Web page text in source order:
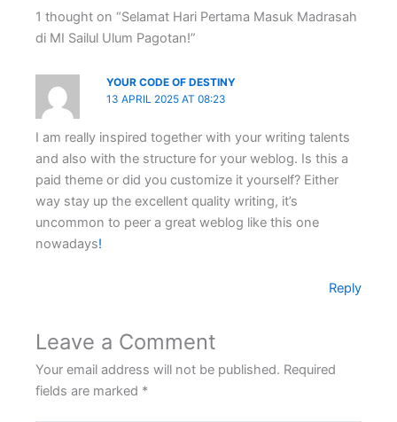
1 thought on “Selamat Hari Pertama Masuk Madrasah
di MI Sailul Ulum Pagotan!”
YOUR CODE OF DESTINY
13 APRIL 2025 AT 08:23
I am really inspired together with your writing talents
and also with the structure for your weblog. Is this a
paid theme or did you customize it yourself? Either
way stay up the excellent quality writing, it’s
uncommon to peer a great weblog like this one
nowadays!
Reply
Leave a Comment
Your email address will not be published. Required
fields are marked *